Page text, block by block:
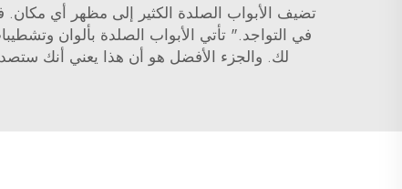
تضيف الأبواب الصلدة الكثير إلى مظهر أي مكان.
في التواجد." تأتي الأبواب الصلدة بألوان
لك. والجزء الأفضل هو أن هذا يعني أنك